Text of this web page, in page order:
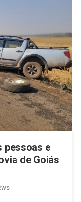
pessoas e
de Goiás